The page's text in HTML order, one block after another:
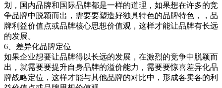
划，国内品牌和国际品牌都是一样的道理，如果想在许多的竞
争品牌中脱颖而出，需要要塑造好独具特色的品牌特色，，品
牌利益价值点或品牌核心思想价值观，这样才能让品牌有长远
的发展。
6、差异化品牌定位
如果企业想要让品牌得以长远的发展，在激烈的竞争中脱颖而
出，就需要要提升自身品牌的溢价能力，需要要惊喜差异化品
牌战略定位，这样才能与其他品牌的对比中，形成各卖各的利